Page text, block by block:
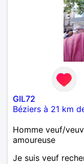
GIL72
Béziers à 21 km
Homme veuf/
amoureuse
Je suis veuf